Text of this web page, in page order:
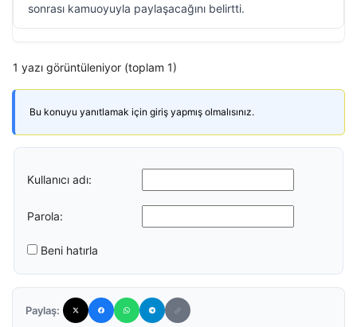
sonrası kamuoyuyla paylaşacağını belirtti.
1 yazı görüntüleniyor (toplam 1)
Bu konuyu yanıtlamak için giriş yapmış olmalısınız.
Kullanıcı adı:
Parola:
Beni hatırla
Paylaş: